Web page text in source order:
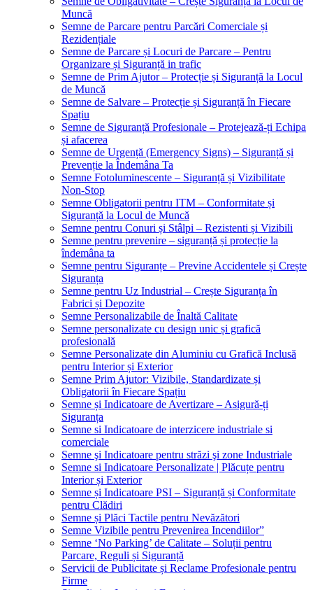
Muncă
Semne de Parcare pentru Parcări Comerciale și
Rezidențiale
Semne de Parcare și Locuri de Parcare – Pentru
Organizare și Siguranță in trafic
Semne de Prim Ajutor – Protecție și Siguranță la Locul
de Muncă
Semne de Salvare – Protecție și Siguranță în Fiecare
Spațiu
Semne de Siguranță Profesionale – Protejează-ți Echipa
și afacerea
Semne de Urgență (Emergency Signs) – Siguranță și
Prevenție la Îndemâna Ta
Semne Fotoluminescente – Siguranță și Vizibilitate
Non-Stop
Semne Obligatorii pentru ITM – Conformitate și
Siguranță la Locul de Muncă
Semne pentru Conuri și Stâlpi – Rezistenti și Vizibili
Semne pentru prevenire – siguranță și protecție la
îndemâna ta
Semne pentru Siguranțe – Previne Accidentele și Crește
Siguranța
Semne pentru Uz Industrial – Crește Siguranța în
Fabrici și Depozite
Semne Personalizabile de Înaltă Calitate
Semne personalizate cu design unic și grafică
profesională
Semne Personalizate din Aluminiu cu Grafică Inclusă
pentru Interior și Exterior
Semne Prim Ajutor: Vizibile, Standardizate și
Obligatorii în Fiecare Spațiu
Semne și Indicatoare de Avertizare – Asigură-ți
Siguranța
Semne si Indicatoare de interzicere industriale si
comerciale
Semne şi Indicatoare pentru străzi şi zone Industriale
Semne si Indicatoare Personalizate | Plăcuțe pentru
Interior și Exterior
Semne și Indicatoare PSI – Siguranță și Conformitate
pentru Clădiri
Semne și Plăci Tactile pentru Nevăzători
Semne Vizibile pentru Prevenirea Incendiilor”
Semne ‘No Parking’ de Calitate – Soluții pentru
Parcare, Reguli și Siguranță
Servicii de Publicitate și Reclame Profesionale pentru
Firme